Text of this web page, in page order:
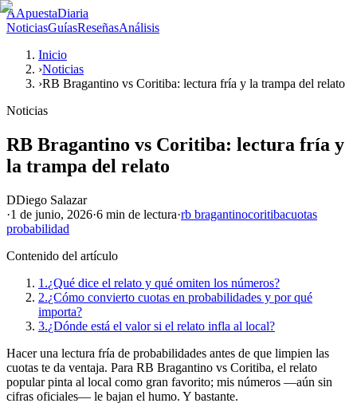
AApuestaDiaria
NoticiasGuíasReseñasAnálisis
Inicio
›Noticias
›RB Bragantino vs Coritiba: lectura fría y la trampa del relato
Noticias
RB Bragantino vs Coritiba: lectura fría y
la trampa del relato
DDiego Salazar
·1 de junio, 2026·6 min de lectura·rb bragantinocoritibacuotas
probabilidad
Contenido del artículo
1.¿Qué dice el relato y qué omiten los números?
2.¿Cómo convierto cuotas en probabilidades y por qué
importa?
3.¿Dónde está el valor si el relato infla al local?
Hacer una lectura fría de probabilidades antes de que limpien las
cuotas te da ventaja. Para RB Bragantino vs Coritiba, el relato
popular pinta al local como gran favorito; mis números —aún sin
cifras oficiales— le bajan el humo. Y bastante.